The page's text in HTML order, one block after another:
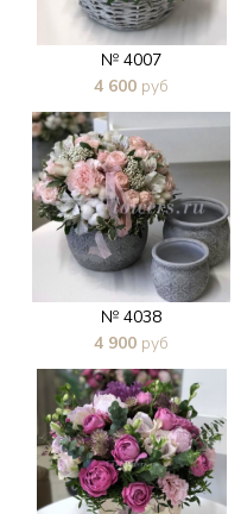
№ 4007
4 600 руб
В 1 клик
№ 4038
4 900 руб
В 1 клик